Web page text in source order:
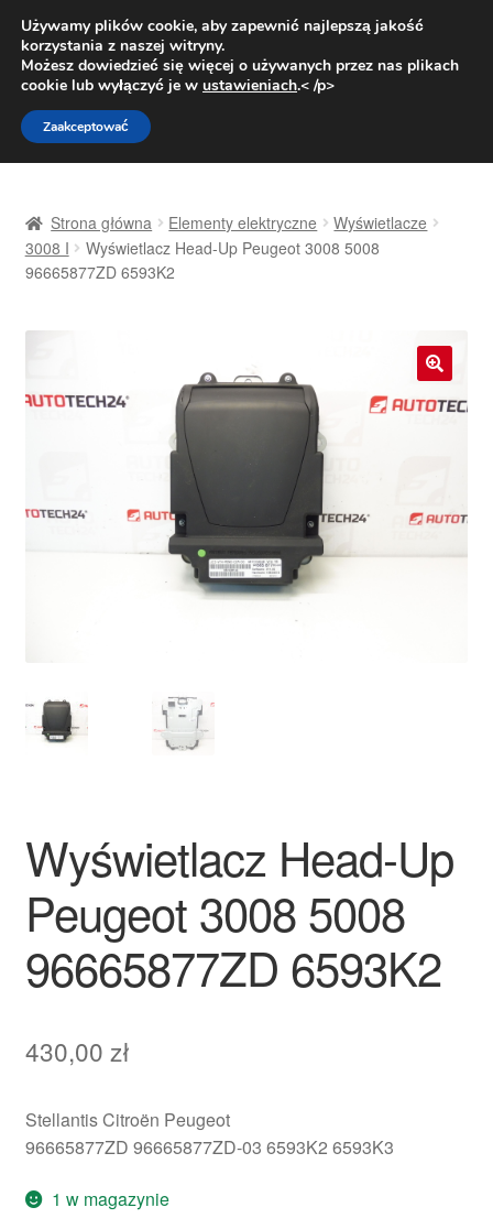
DOSTAWA od 31 zł
Pn.-pt. 9:00-16:00800 003 167
Przejdź
do
nawigacji
Przejdź
do
treści
Dostawa
Moje konto
Polityka prywatności
Skarga
Zasady i warunki
Strona główna Elementy elektryczne
Wyświetlacze
3008 I
Wyświetlacz Head-Up Peugeot 3008 5008
96665877ZD 6593K2
🔍
Wyświetlacz Head-Up
Peugeot 3008 5008
96665877ZD 6593K2
430,00 zł
Stellantis Citroën Peugeot
96665877ZD 96665877ZD-03 6593K2 6593K3
1 w magazynie
Używamy plików cookie, aby zapewnić najlepszą jakość
korzystania z naszej witryny.
Możesz dowiedzieć się więcej o używanych przez nas plikach
cookie lub wyłączyć je w ustawieniach.< /p>
Zaakceptować